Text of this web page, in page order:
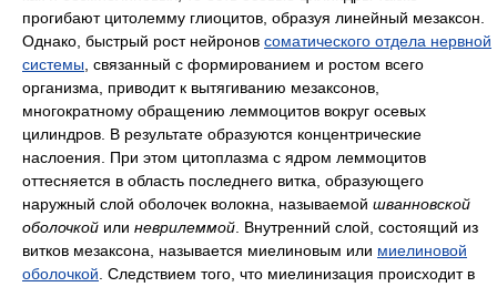
прогибают цитолемму глиоцитов, образуя линейный мезаксон.
Однако, быстрый рост нейронов соматического отдела нервной
системы , связанный с формированием и ростом всего
организма, приводит к вытягиванию мезаксонов,
многократному обращению леммоцитов вокруг осевых
цилиндров. В результате образуются концентрические
наслоения. При этом цитоплазма с ядром леммоцитов
оттесняется в область последнего витка, образующего
наружный слой оболочек волокна, называемой шванновской
оболочкой или неврилеммой . Внутренний слой, состоящий из
витков мезаксона, называется миелиновым или миелиновой
оболочкой . Следствием того, что миелинизация происходит в